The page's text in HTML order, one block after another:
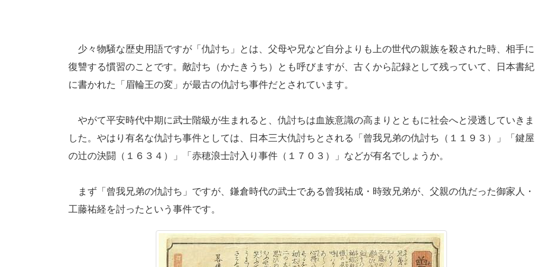
少々物騒な歴史用語ですが「仇討ち」とは、父母や兄など自分よりも上の世代の親族を殺された時、相手に
復讐する慣習のことです。敵討ち（かたきうち）とも呼びますが、古くから記録として残っていて、日本書紀
に書かれた「眉輪王の変」が最古の仇討ち事件だとされています。
やがて平安時代中期に武士階級が生まれると、仇討ちは血族意識の高まりとともに社会へと浸透していきま
した。やはり有名な仇討ち事件としては、日本三大仇討ちとされる「曾我兄弟の仇討ち（１１９３）」「鍵屋
の辻の決闘（１６３４）」「赤穂浪士討入り事件（１７０３）」などが有名でしょうか。
まず「曾我兄弟の仇討ち」ですが、鎌倉時代の武士である曾我祐成・時致兄弟が、父親の仇だった御家人・
工藤祐経を討ったという事件です。